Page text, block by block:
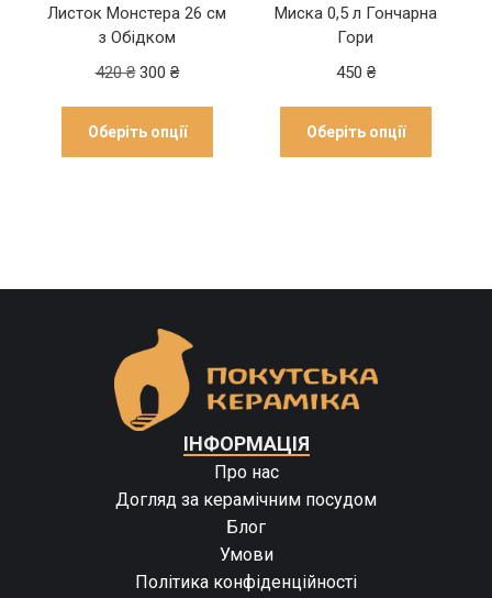
Листок Монстера 26 см
з Обідком
420₴ 300 ₴
Оберіть опції
Миска 0,5 л Гончарна
Гори
450 ₴
Оберіть опції
ІНФОРМАЦІЯ
Про нас
Догляд за керамічним посудом
Блог
Умови
Політика конфіденційності